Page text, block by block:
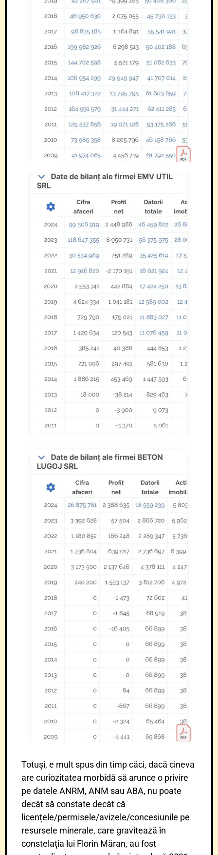
Totuși, e mult spus din timp căci, dacă cineva
are curiozitatea morbidă să arunce o privire
pe datele ANRM, ANM sau ABA, nu poate
decât să constate decât că
licențele/permisele/avizele/concesiunile pe
resursele minerale, care gravitează în
constelația lui Florin Măran, au fost